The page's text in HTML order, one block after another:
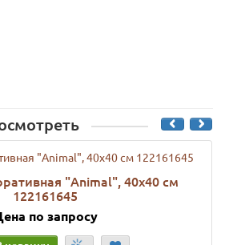
"Animal", 40х40 см
122161645
по запросу